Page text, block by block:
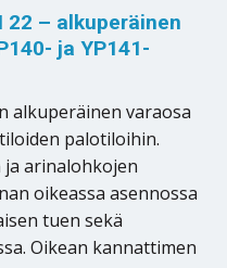
– alkuperäinen
ja YP141-
alkuperäinen varaosa
palotiloihin.
arinalohkojen
oikeassa asennossa
tuen sekä
Oikean kannattimen